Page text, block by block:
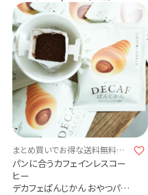
まとめ買いでお得な送料無料セッ
ト
パンに合うカフェインレスコー
ヒー
デカフェぱんじかん おやつパン